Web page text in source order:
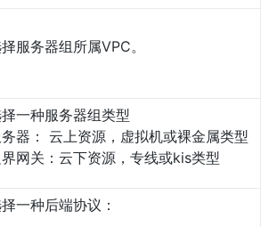
服务器组所属VPC。
一种服务器组类型
务器： 云上资源，虚拟机或裸金属类型
网关：云下资源，专线或kis类型
一种后端协议：